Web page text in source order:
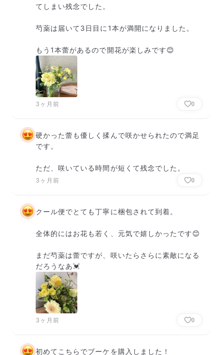
てしまい残念でした。
芍薬は届いて3日目に1本が満開になりました。
もう1本蕾があるので開花が楽しみです😊
3ヶ月前 0
硬かった蕾も優しく揉んで咲かせられたので満足
です。
ただ、咲いている時間が短くて残念でした。
3ヶ月前 0
クール便でとても丁寧に梱包されて到着。
全体的にはお花も若く、元気で嬉しかったです😊
まだ芍薬は蕾ですが、咲いたらさらに素敵になる
だろうなあ💓
3ヶ月前 0
初めてこちらでブーケを購入しました！